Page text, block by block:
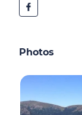
Photos